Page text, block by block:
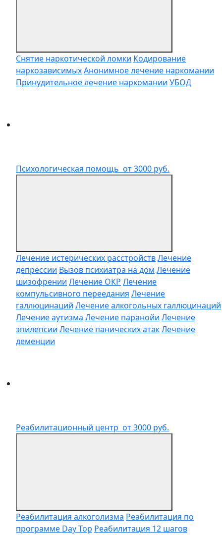
Снятие наркотической ломки Кодирование
наркозависимыхАнонимное лечение наркомании
Принудительное лечение наркомании УБОД
Психологическая помощь от 3000 руб.
Лечение истерических расстройствЛечение
депрессии Вызов психиатра на дом Лечение
шизофрении Лечение ОКР Лечение
компульсивного переедания Лечение
галлюцинаций Лечение алкогольных галлюцинаций
Лечение аутизма Лечение паранойи Лечение
эпилепсии Лечение панических атакЛечение
деменции
Реабилитационный центр от 3000 руб.
Реабилитация алкоголизма Реабилитация по
программе Day Top Реабилитация 12 шагов